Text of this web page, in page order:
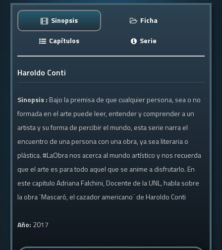
Sinopsis
Ficha
Capítulos
Serie
Haroldo Conti
Sinopsis : Bajo la premisa de que cualquier persona, sea o no
formada en el arte puede leer, entender y comprender a un
artista y su forma de percibir el mundo, esta serie narra el
encuentro de una persona con una obra, ya sea literaria o
plástica. #LaObra nos acerca al mundo artístico y nos recuerda
que el arte es para todo aquel que se anime a disfrutarlo. En
este capitulo Adriana Falchini, Docente de la UNL, habla sobre
la obra ¨Mascaró, el cazador americano¨ de Haroldo Conti
Año: 2017